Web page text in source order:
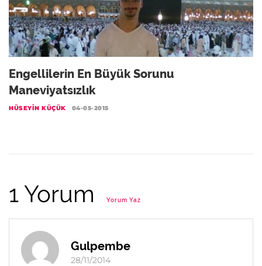
Engellilerin En Büyük Sorunu
Maneviyatsızlık
HÜSEYIN KÜÇÜK 04-05-2015
1 Yorum Yorum Yaz
Gulpembe
28/11/2014